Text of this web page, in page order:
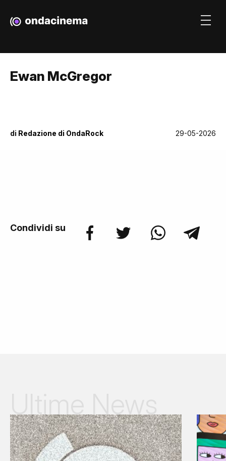
Ewan McGregor
di Redazione di OndaRock 29-05-2026
Condividi su